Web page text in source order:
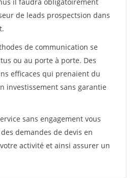
de leads prospectsion dans
de communication se
ou au porte à porte. Des
efficaces qui prenaient du
investissement sans garantie
sans engagement vous
demandes de devis en
activité et ainsi assurer un